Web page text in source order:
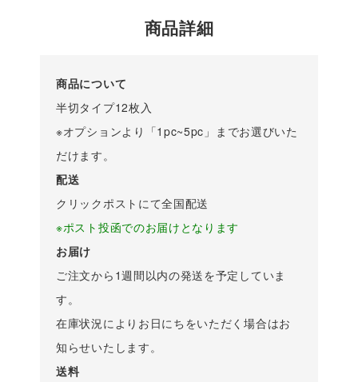
商品詳細
商品について
半切タイプ12枚入
※オプションより「1pc~5pc」までお選びいた
だけます。
配送
クリックポストにて全国配送
※ポスト投函でのお届けとなります
お届け
ご注文から1週間以内の発送を予定していま
す。
在庫状況によりお日にちをいただく場合はお
知らせいたします。
送料